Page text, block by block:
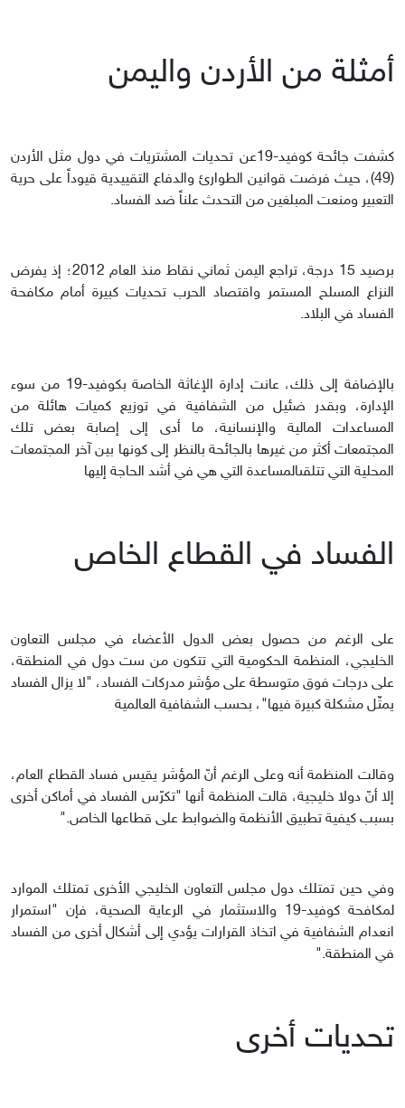
أمثلة من الأردن واليمن
كشفت جائحة كوفيد-19عن تحديات المشتريات في دول مثل الأردن
(49)، حيث فرضت قوانين الطوارئ والدفاع التقييدية قيوداً على حرية
التعبير ومنعت المبلغين من التحدث علناً ضد الفساد.
برصيد 15 درجة، تراجع اليمن ثماني نقاط منذ العام 2012؛ إذ يفرض
النزاع المسلح المستمر واقتصاد الحرب تحديات كبيرة أمام مكافحة
الفساد في البلاد.
بالإضافة إلى ذلك، عانت إدارة الإغاثة الخاصة بكوفيد-19 من سوء
الإدارة، وبقدر ضئيل من الشفافية في توزيع كميات هائلة من
المساعدات المالية والإنسانية، ما أدى إلى إصابة بعض تلك
المجتمعات أكثر من غيرها بالجائحة بالنظر إلى كونها بين آخر المجتمعات
المحلية التي تتلقىالمساعدة التي هي في أشد الحاجة إليها
الفساد في القطاع الخاص
على الرغم من حصول بعض الدول الأعضاء في مجلس التعاون
الخليجي، المنظمة الحكومية التي تتكون من ست دول في المنطقة،
على درجات فوق متوسطة على مؤشر مدركات الفساد، "لا يزال الفساد
يمثّل مشكلة كبيرة فيها"، بحسب الشفافية العالمية
وقالت المنظمة أنه وعلى الرغم أنّ المؤشر يقيس فساد القطاع العام،
إلا أنّ دولا خليجية، قالت المنظمة أنها "تكرّس الفساد في أماكن أخرى
بسبب كيفية تطبيق الأنظمة والضوابط على قطاعها الخاص."
وفي حين تمتلك دول مجلس التعاون الخليجي الأخرى تمتلك الموارد
لمكافحة كوفيد-19 والاستثمار في الرعاية الصحية، فإن "استمرار
انعدام الشفافية في اتخاذ القرارات يؤدي إلى أشكال أخرى من الفساد
في المنطقة."
تحديات أخرى